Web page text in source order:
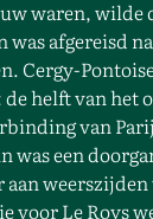
waren, wilde
afgereisd
Cergy-
de helft van
van
was een
aan
voor Le Roys